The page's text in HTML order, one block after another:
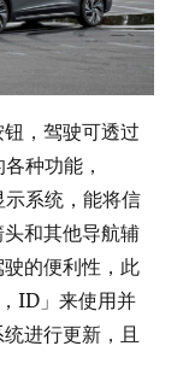
，驾驶可透过
种功能，
示系统，能将信
和其他导航辅
的便利性，此
ID」来使用并
进行更新，且